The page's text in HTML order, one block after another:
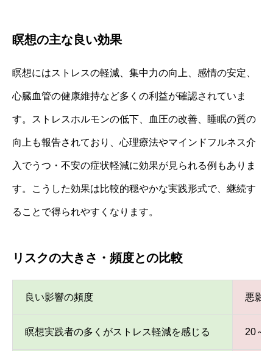
瞑想の主な良い効果
瞑想にはストレスの軽減、集中力の向上、感情の安定、
心臓血管の健康維持など多くの利益が確認されていま
す。ストレスホルモンの低下、血圧の改善、睡眠の質の
向上も報告されており、心理療法やマインドフルネス介
入でうつ・不安の症状軽減に効果が見られる例もありま
す。こうした効果は比較的穏やかな実践形式で、継続す
ることで得られやすくなります。
リスクの大きさ・頻度との比較
良い影響の頻度 悪影
瞑想実践者の多くがストレス軽減を感じる 20～